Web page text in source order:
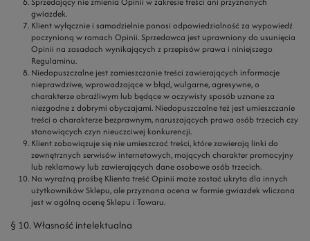
gwiazdek.
Klient wyłącznie i samodzielnie ponosi odpowiedzialność za wypowiedź
poczynioną w ramach Opinii. Sprzedawca jest uprawniony do usunięcia
Opinii na zasadach wynikających z przepisów prawa i niniejszego
Regulaminu.
Niedopuszczalne jest zamieszczanie treści zawierających informacje
nieprawdziwe, wprowadzające w błąd, wulgarne, agresywne, o
charakterze obraźliwym lub będące w oczywisty sposób uznane za
niezgodne z dobrymi obyczajami. Niedopuszczalne też jest umieszczanie
treści o charakterze bezprawnym, naruszających prawa osób trzecich czy
stanowiących czyn nieuczciwej konkurencji.
Klient zobowiązuje się nie umieszczać treści, które zawierają linki do
zewnętrznych serwisów internetowych, mających charakter promocyjny
lub reklamowy lub zawierających dane osobowe osób trzecich.
Na wyraźną prośbę Klienta treść Opinii może zostać ukryta dla innych
użytkowników Sklepu, ale przyznana ocena w formie gwiazdek wliczana
jest w ogólną ocenę Sklepu i Towaru.
§ 10. Własność intelektualna